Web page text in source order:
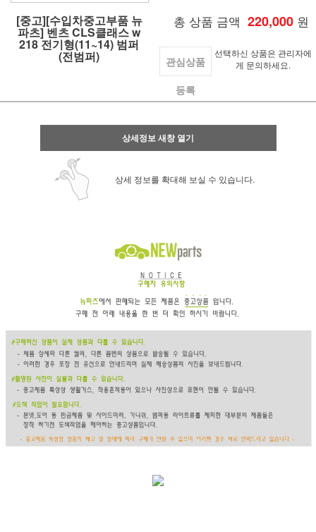
[중고][수입차중고부품 뉴
파츠] 벤츠 CLS클래스 w
218 전기형(11~14) 범퍼
(전범퍼)
총 상품 금액 220,000 원
관심상품
등록
선택하신 상품은 관리자에
게 문의하세요.
상세정보 새창 열기
상세 정보를 확대해 보실 수 있습니다.